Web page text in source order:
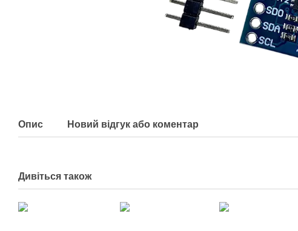
Опис Новий відгук або коментар
Дивіться також